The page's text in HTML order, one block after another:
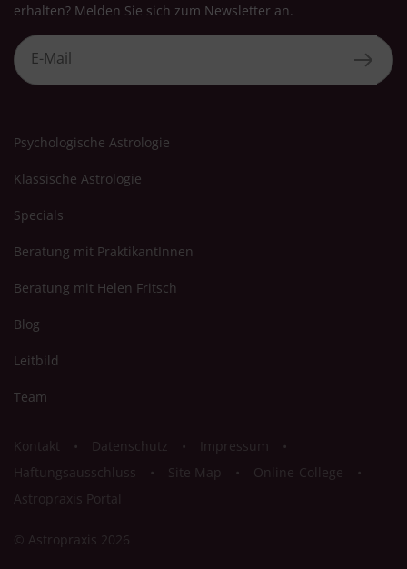
erhalten? Melden Sie sich zum Newsletter an.
Psychologische Astrologie
Klassische Astrologie
Specials
Beratung mit PraktikantInnen
Beratung mit Helen Fritsch
Blog
Leitbild
Team
© Astropraxis 2026
Kontakt Datenschutz
Impressum
Haftungsausschluss
Site Map
Online-College
Astropraxis Portal